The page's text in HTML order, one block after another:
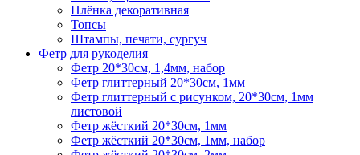
Плёнка декоративная
Топсы
Штампы, печати, сургуч
Фетр для рукоделия
Фетр 20*30см, 1,4мм, набор
Фетр глиттерный 20*30см, 1мм
Фетр глиттерный с рисунком, 20*30см, 1мм
листовой
Фетр жёсткий 20*30см, 1мм
Фетр жёсткий 20*30см, 1мм, набор